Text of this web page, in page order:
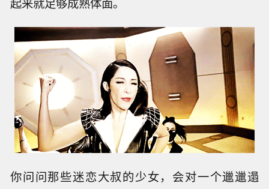
你问问那些迷恋大叔的少女，会对一个邋邋遢